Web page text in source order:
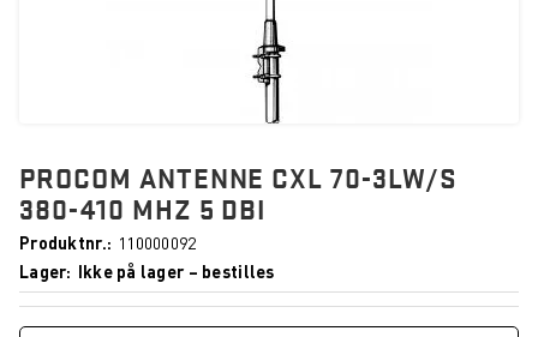
PROCOM ANTENNE CXL 70-3LW/S
380-410 MHZ 5 DBI
Produktnr.
110000092
Lager
Ikke på lager – bestilles